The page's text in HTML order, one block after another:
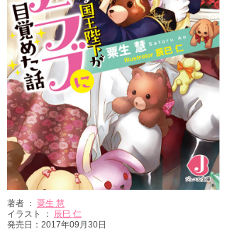
著者 ： 粟生 慧
イラスト ： 辰巳 仁
発売日：2017年09月30日